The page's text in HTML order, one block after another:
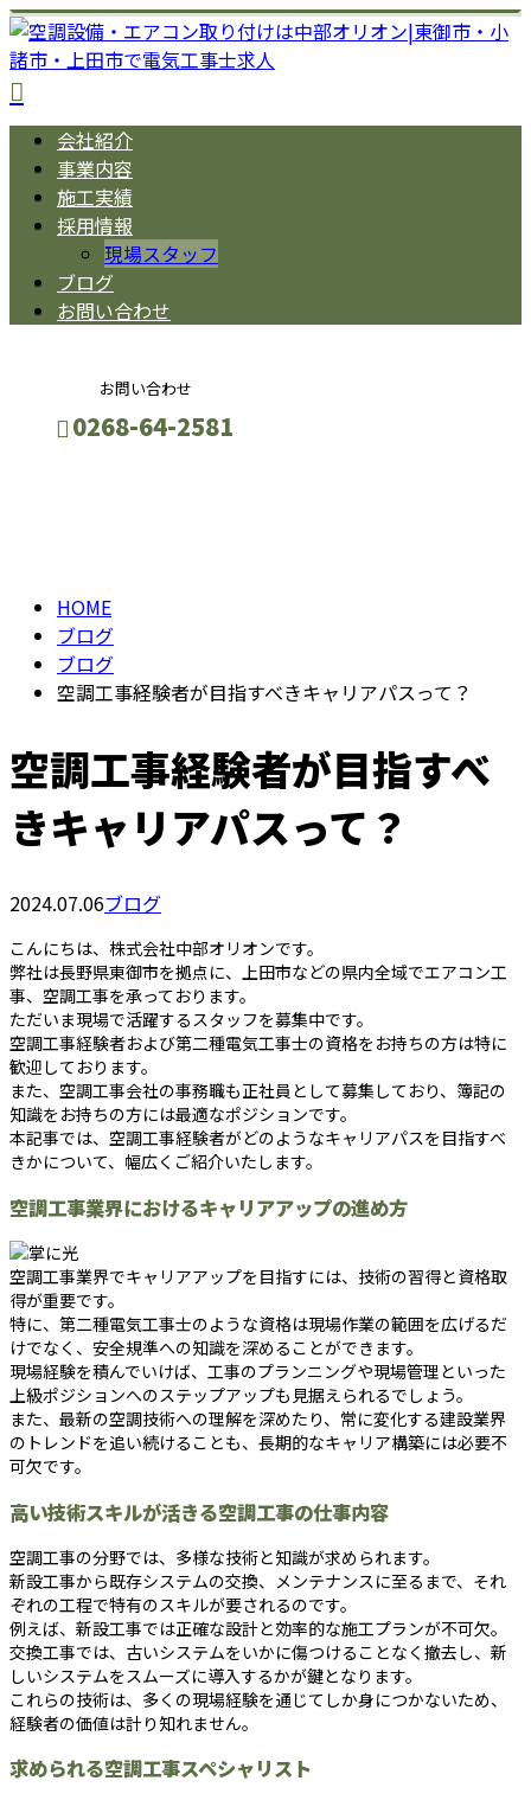
会社紹介
事業内容
施工実績
採用情報
現場スタッフ
ブログ
お問い合わせ
お問い合わせ
0268-64-2581
HOME
ブログ
ブログ
空調工事経験者が目指すべきキャリアパスって？
空調工事経験者が目指すべ
きキャリアパスって？
2024.07.06ブログ
こんにちは、株式会社中部オリオンです。
弊社は長野県東御市を拠点に、上田市などの県内全域でエアコン工
事、空調工事を承っております。
ただいま現場で活躍するスタッフを募集中です。
空調工事経験者および第二種電気工事士の資格をお持ちの方は特に
歓迎しております。
また、空調工事会社の事務職も正社員として募集しており、簿記の
知識をお持ちの方には最適なポジションです。
本記事では、空調工事経験者がどのようなキャリアパスを目指すべ
きかについて、幅広くご紹介いたします。
空調工事業界におけるキャリアアップの進め方
空調工事業界でキャリアアップを目指すには、技術の習得と資格取
得が重要です。
特に、第二種電気工事士のような資格は現場作業の範囲を広げるだ
けでなく、安全規準への知識を深めることができます。
現場経験を積んでいけば、工事のプランニングや現場管理といった
上級ポジションへのステップアップも見据えられるでしょう。
また、最新の空調技術への理解を深めたり、常に変化する建設業界
のトレンドを追い続けることも、長期的なキャリア構築には必要不
可欠です。
高い技術スキルが活きる空調工事の仕事内容
空調工事の分野では、多様な技術と知識が求められます。
新設工事から既存システムの交換、メンテナンスに至るまで、それ
ぞれの工程で特有のスキルが要されるのです。
例えば、新設工事では正確な設計と効率的な施工プランが不可欠。
交換工事では、古いシステムをいかに傷つけることなく撤去し、新
しいシステムをスムーズに導入するかが鍵となります。
これらの技術は、多くの現場経験を通じてしか身につかないため、
経験者の価値は計り知れません。
求められる空調工事スペシャリスト